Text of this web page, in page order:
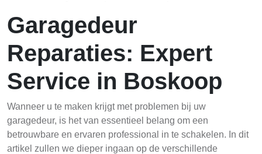
Garagedeur
Reparaties: Expert
Service in Boskoop
Wanneer u te maken krijgt met problemen bij uw
garagedeur, is het van essentieel belang om een
betrouwbare en ervaren professional in te schakelen. In dit
artikel zullen we dieper ingaan op de verschillende